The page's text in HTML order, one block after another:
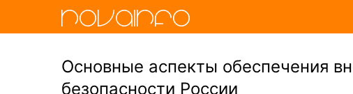
Основные аспекты обеспечения
безопасности России